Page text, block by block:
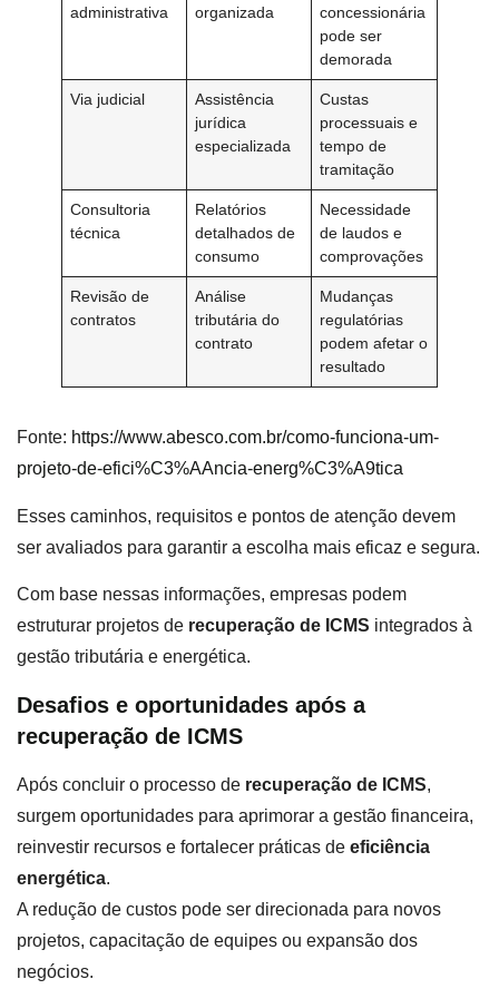
administrativa
organizada
concessionária
pode ser
demorada
Via judicial
Assistência
jurídica
especializada
Custas
processuais e
tempo de
tramitação
Consultoria
técnica
Relatórios
detalhados de
consumo
Necessidade
de laudos e
comprovações
Revisão de
contratos
Análise
tributária do
contrato
Mudanças
regulatórias
podem afetar o
resultado
Fonte: https://www.abesco.com.br/como-funciona-um-
projeto-de-efici%C3%AAncia-energ%C3%A9tica
Esses caminhos, requisitos e pontos de atenção devem
ser avaliados para garantir a escolha mais eficaz e segura.
Com base nessas informações, empresas podem
estruturar projetos de recuperação de ICMS integrados à
gestão tributária e energética.
Desafios e oportunidades após a
recuperação de ICMS
Após concluir o processo de recuperação de ICMS,
surgem oportunidades para aprimorar a gestão financeira,
reinvestir recursos e fortalecer práticas de eficiência
energética.
A redução de custos pode ser direcionada para novos
projetos, capacitação de equipes ou expansão dos
negócios.